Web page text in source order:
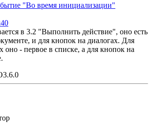
"Во время инициализации"
в 3.2 "Выполнить действие", оно есть
и для кнопок на диалогах. Для
оно - первое в списке, а для кнопок на